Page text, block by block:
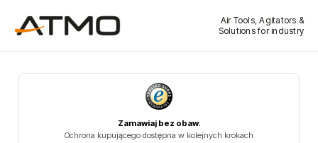
Air Tools, Agitators &
Solutions for industry